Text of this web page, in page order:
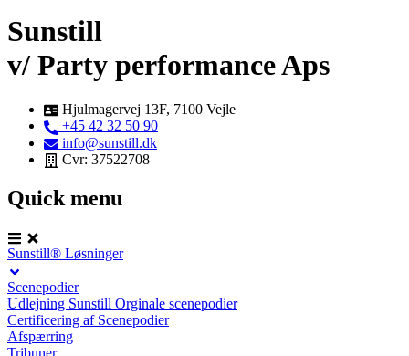
Sunstill
v/ Party performance Aps
Hjulmagervej 13F, 7100 Vejle
+45 42 32 50 90
info@sunstill.dk
Cvr: 37522708
Quick menu
Sunstill® Løsninger
Scenepodier
Udlejning Sunstill Orginale scenepodier
Certificering af Scenepodier
Afspærring
Tribuner